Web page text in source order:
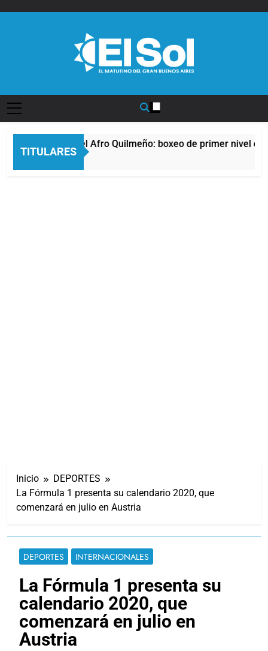
TITULARES
La noche del Afro Quilmeño: boxeo de primer nivel en
10 Horas Atrás
Inicio
DEPORTES
La Fórmula 1 presenta su calendario 2020, que
comenzará en julio en Austria
DEPORTES INTERNACIONALES
La Fórmula 1 presenta su
calendario 2020, que
comenzará en julio en
Austria